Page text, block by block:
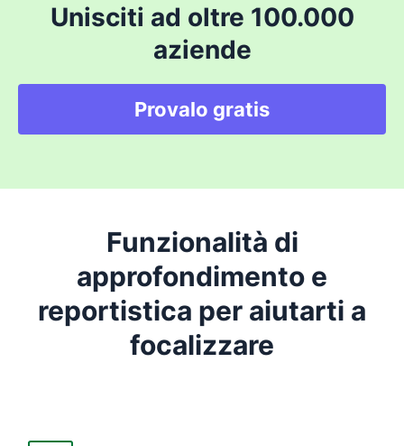
Unisciti ad oltre 100.000
aziende
Provalo gratis
Funzionalità di
approfondimento e
reportistica per aiutarti a
focalizzare